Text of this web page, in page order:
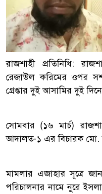
রাজশাহী প্রতিনিধি:
রেজাউল করিমের ওপর
গ্রেপ্তার দুই আসামির দুই
সোমবার (১৬ মার্চ)
আদালত-১ এর বিচারক মো.
মামলার এজাহার সূত্রে
পরিচালনার নামে নুরে